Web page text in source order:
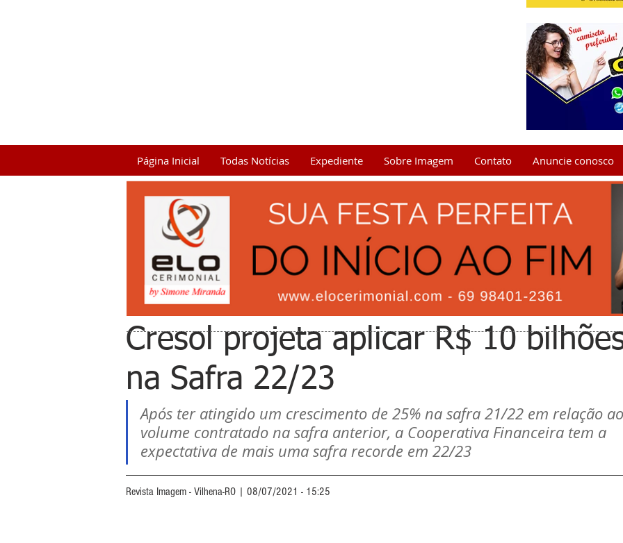
Página Inicial Todas Notícias Expediente Sobre Imagem Contato Anuncie conosco
Cresol projeta aplicar R$ 10
na Safra 22/23
Após ter atingido um crescimento de 25% na safra 21/22 em relação
volume contratado na safra anterior, a Cooperativa Financeira tem a
expectativa de mais uma safra recorde em 22/23
Revista Imagem - Vilhena-RO | 08/07/2021 - 15:25